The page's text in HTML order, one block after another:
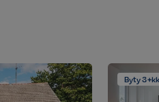
Byty 3+kk